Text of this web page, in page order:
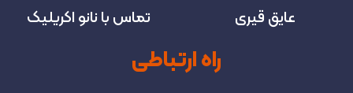
عایق قیری
تماس با نانو اکریلیک
راه ارتباطی